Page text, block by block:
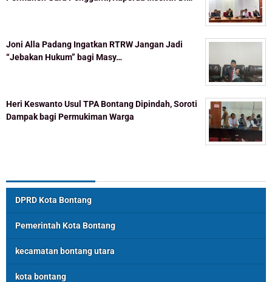
Joni Alla Padang Ingatkan RTRW Jangan Jadi
“Jebakan Hukum” bagi Masy…
Heri Keswanto Usul TPA Bontang Dipindah, Soroti
Dampak bagi Permukiman Warga
DPRD Kota Bontang
Pemerintah Kota Bontang
kecamatan bontang utara
kota bontang